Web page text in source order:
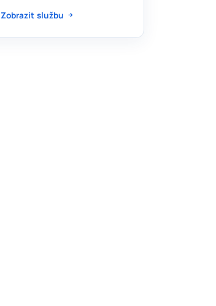
Zobrazit službu